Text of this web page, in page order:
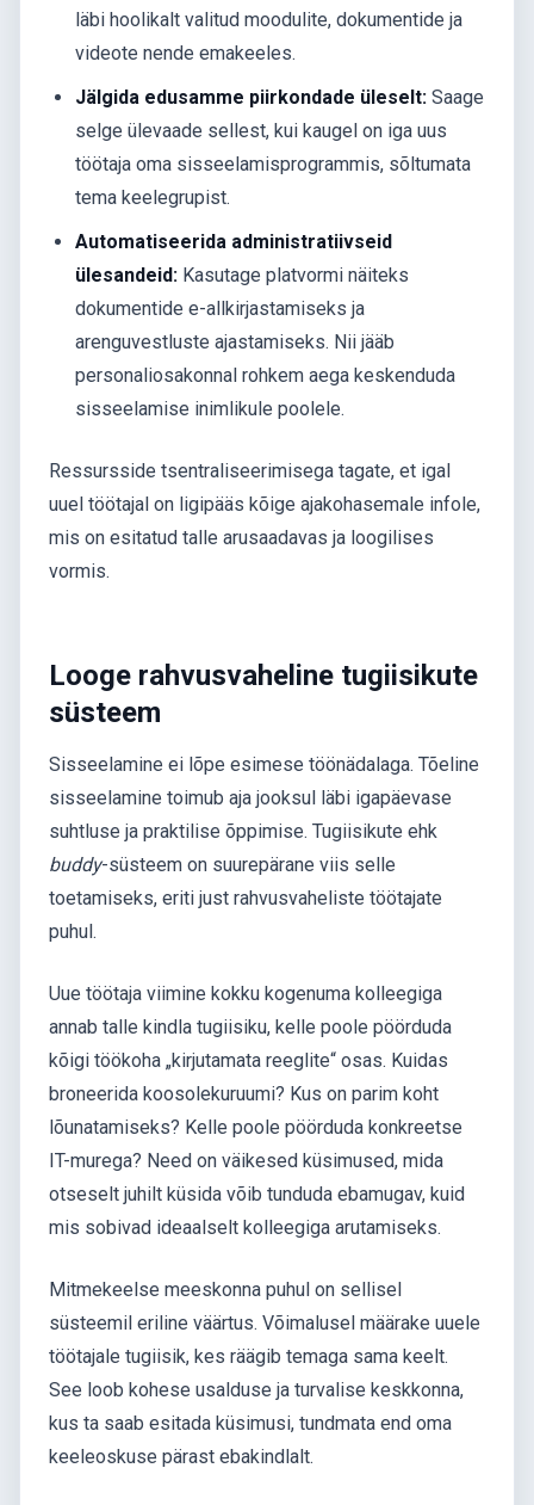
läbi hoolikalt valitud moodulite, dokumentide ja
videote nende emakeeles.
Jälgida edusamme piirkondade üleselt: Saage
selge ülevaade sellest, kui kaugel on iga uus
töötaja oma sisseelamisprogrammis, sõltumata
tema keelegrupist.
Automatiseerida administratiivseid
ülesandeid: Kasutage platvormi näiteks
dokumentide e-allkirjastamiseks ja
arenguvestluste ajastamiseks. Nii jääb
personaliosakonnal rohkem aega keskenduda
sisseelamise inimlikule poolele.
Ressursside tsentraliseerimisega tagate, et igal
uuel töötajal on ligipääs kõige ajakohasemale infole,
mis on esitatud talle arusaadavas ja loogilises
vormis.
Looge rahvusvaheline tugiisikute
süsteem
Sisseelamine ei lõpe esimese töönädalaga. Tõeline
sisseelamine toimub aja jooksul läbi igapäevase
suhtluse ja praktilise õppimise. Tugiisikute ehk
buddy-süsteem on suurepärane viis selle
toetamiseks, eriti just rahvusvaheliste töötajate
puhul.
Uue töötaja viimine kokku kogenuma kolleegiga
annab talle kindla tugiisiku, kelle poole pöörduda
kõigi töökoha „kirjutamata reeglite“ osas. Kuidas
broneerida koosolekuruumi? Kus on parim koht
lõunatamiseks? Kelle poole pöörduda konkreetse
IT-murega? Need on väikesed küsimused, mida
otseselt juhilt küsida võib tunduda ebamugav, kuid
mis sobivad ideaalselt kolleegiga arutamiseks.
Mitmekeelse meeskonna puhul on sellisel
süsteemil eriline väärtus. Võimalusel määrake uuele
töötajale tugiisik, kes räägib temaga sama keelt.
See loob kohese usalduse ja turvalise keskkonna,
kus ta saab esitada küsimusi, tundmata end oma
keeleoskuse pärast ebakindlalt.